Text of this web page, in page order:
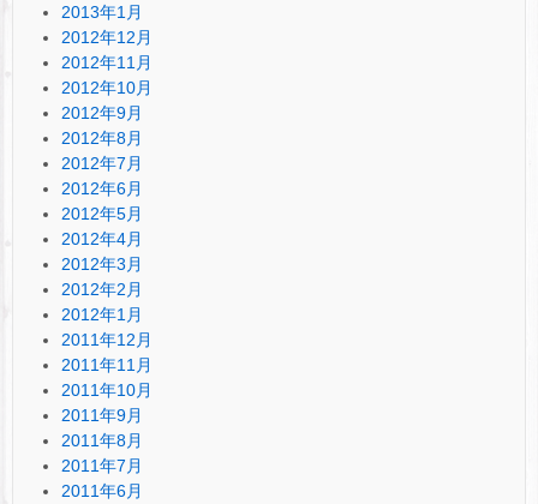
2013年1月
2012年12月
2012年11月
2012年10月
2012年9月
2012年8月
2012年7月
2012年6月
2012年5月
2012年4月
2012年3月
2012年2月
2012年1月
2011年12月
2011年11月
2011年10月
2011年9月
2011年8月
2011年7月
2011年6月